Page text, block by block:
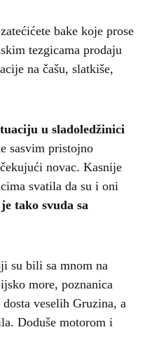
bake koje prose
tezgicama prodaju
na čašu, slatkiše,
u sladoledžinici
sasvim pristojno
novac. Kasnije
svatila da su i oni
tako svuda sa
su bili sa mnom na
more, poznanica
veselih Gruzina, a
Doduše motorom i